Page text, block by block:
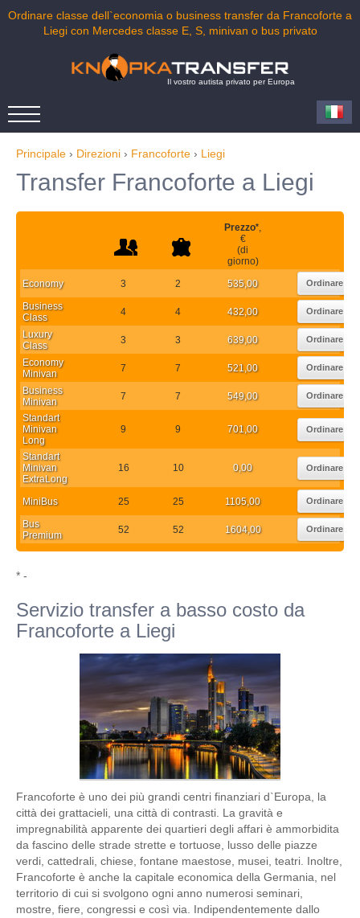
Ordinare classe dell`economia o business transfer da Francoforte a
Liegi con Mercedes classe E, S, minivan o bus privato
Il vostro autista privato per Europa
Principale › Direzioni › Francoforte › Liegi
Transfer Francoforte a Liegi
Prezzo*,
€
(di
giorno)
Economy
3 2 535,00 Ordinare
Business
Class
4 4 432,00 Ordinare
Luxury
Class
3 3 639,00 Ordinare
Economy
Minivan
7 7 521,00 Ordinare
Business
Minivan
7 7 549,00 Ordinare
Standart
Minivan
Long
9 9 701,00 Ordinare
Standart
Minivan
ExtraLong
16 10 0,00 Ordinare
MiniBus 25 25 1105,00 Ordinare
Bus
Premium
52 52 1604,00 Ordinare
* -
Servizio transfer a basso costo da
Francoforte a Liegi
Francoforte è uno dei più grandi centri finanziari d`Europa, la
città dei grattacieli, una città di contrasti. La gravità e
impregnabilità apparente dei quartieri degli affari è ammorbidita
da fascino delle strade strette e tortuose, lusso delle piazze
verdi, cattedrali, chiese, fontane maestose, musei, teatri. Inoltre,
Francoforte è anche la capitale economica della Germania, nel
territorio di cui si svolgono ogni anno numerosi seminari,
mostre, fiere, congressi e così via. Indipendentemente dallo